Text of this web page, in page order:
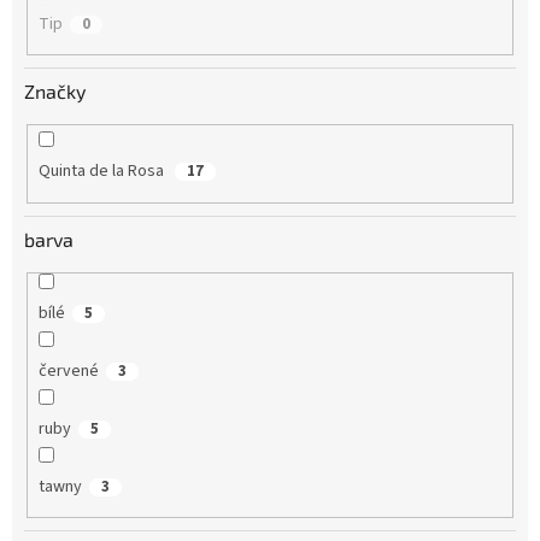
Tip 0
Značky
Quinta de la Rosa 17
barva
bílé 5
červené 3
ruby 5
tawny 3